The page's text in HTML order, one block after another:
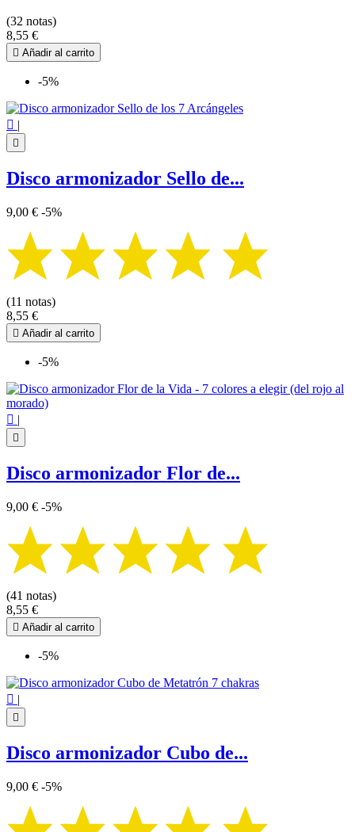
Mandala
Nudo de bruja
Sello de Salomón 2
1
Triskel 3
más...
Ver los productos
(32 notas)
8,55 €
 Añadir al carrito
-5%
 |

Disco armonizador Sello de...
9,00 € -5%
(11 notas)
8,55 €
 Añadir al carrito
-5%
 |

Disco armonizador Flor de...
9,00 € -5%
(41 notas)
8,55 €
 Añadir al carrito
-5%
 |

Disco armonizador Cubo de...
9,00 € -5%